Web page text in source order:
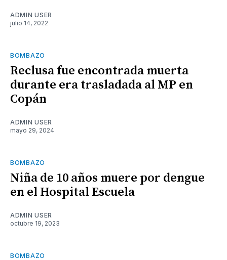
ADMIN USER
julio 14, 2022
BOMBAZO
Reclusa fue encontrada muerta
durante era trasladada al MP en
Copán
ADMIN USER
mayo 29, 2024
BOMBAZO
Niña de 10 años muere por dengue
en el Hospital Escuela
ADMIN USER
octubre 19, 2023
BOMBAZO